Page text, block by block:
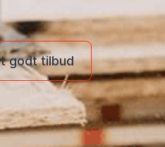
godt tilbud